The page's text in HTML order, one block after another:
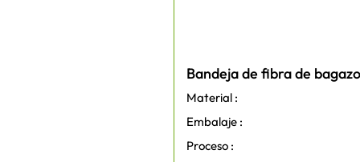
Bandeja de fibra de
Material :
Embalaje :
Proceso :